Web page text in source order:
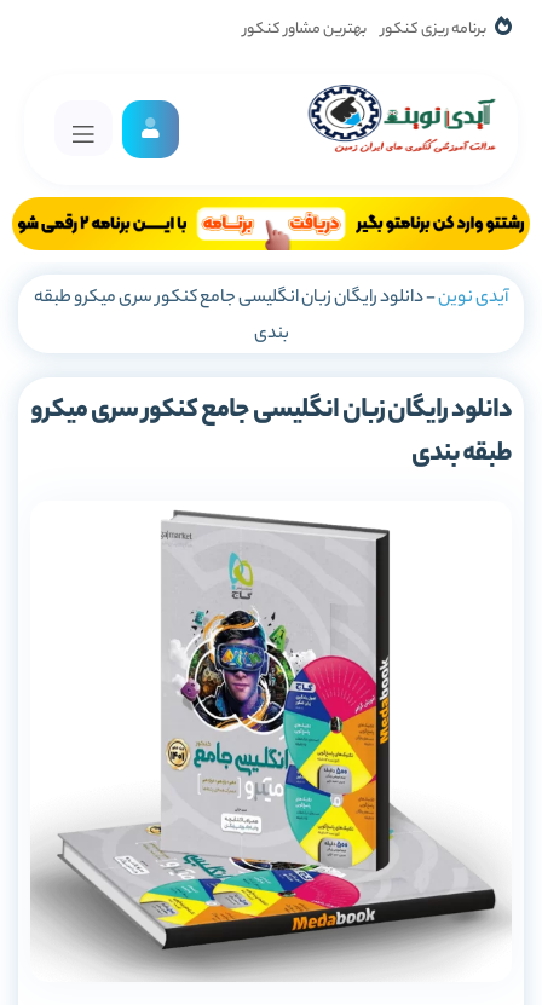
برنامه ریزی کنکور بهترین مشاور کنکور
آیدی نوین-دانلود رایگان زبان انگلیسی جامع کنکور سری میکرو طبقه
بندی
دانلود رایگان زبان انگلیسی جامع کنکور سری میکرو
طبقه بندی